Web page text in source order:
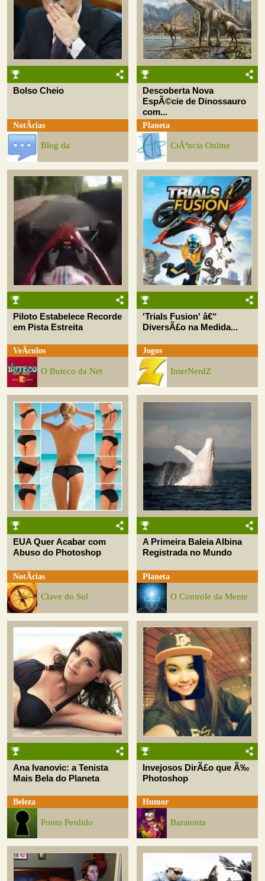
Bolso Cheio
NotÃ­cias
Blog da
Descoberta Nova
EspÃ©cie de Dinossauro
com...
Planeta
CiÃªncia Online
Piloto Estabelece Recorde
em Pista Estreita
VeÃ­culos
O Buteco da Net
'Trials Fusion' â€“
DiversÃ£o na Medida...
Jogos
InterNerdZ
EUA Quer Acabar com
Abuso do Photoshop
NotÃ­cias
Clave do Sul
A Primeira Baleia Albina
Registrada no Mundo
Planeta
O Controle da Mente
Ana Ivanovic: a Tenista
Mais Bela do Planeta
Beleza
Ponto Perdido
Invejosos DirÃ£o que Ã‰
Photoshop
Humor
Baratonta